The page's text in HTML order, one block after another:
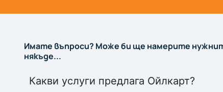
Имате въпроси? Може би ще намерите
някъде...
Какви услуги предлага Ойлкарт?